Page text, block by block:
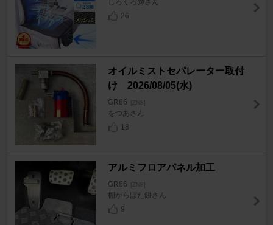
しろくろ@さん
26
オイルミストセパレーター取付
け 2026/08/05(水)
GR86 [ZN8]
をつあさん
18
アルミフロアパネル加工
GR86 [ZN8]
棚からぼた餅さん
9